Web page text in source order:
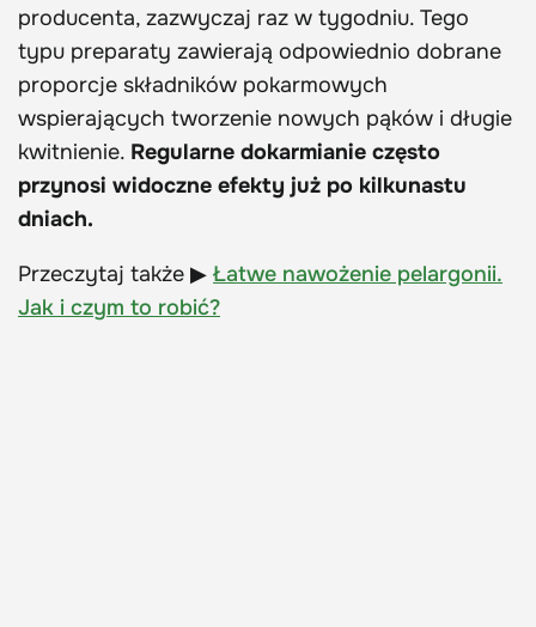
producenta, zazwyczaj raz w tygodniu. Tego
typu preparaty zawierają odpowiednio dobrane
proporcje składników pokarmowych
wspierających tworzenie nowych pąków i długie
kwitnienie. Regularne dokarmianie często
przynosi widoczne efekty już po kilkunastu
dniach.
Przeczytaj także ▶ Łatwe nawożenie pelargonii.
Jak i czym to robić?